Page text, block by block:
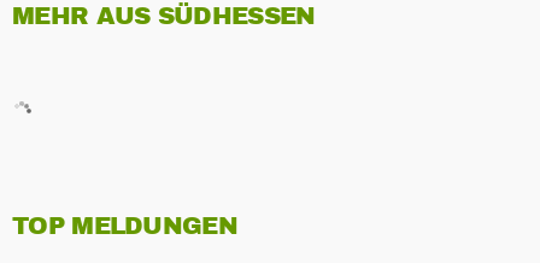
MEHR AUS SÜDHESSEN
TOP MELDUNGEN